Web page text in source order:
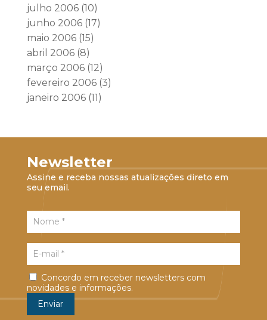
julho 2006(10)
junho 2006(17)
maio 2006(15)
abril 2006(8)
março 2006(12)
fevereiro 2006(3)
janeiro 2006(11)
Newsletter
Assine e receba nossas atualizações direto em
seu email.
Concordo em receber newsletters com
novidades e informações.